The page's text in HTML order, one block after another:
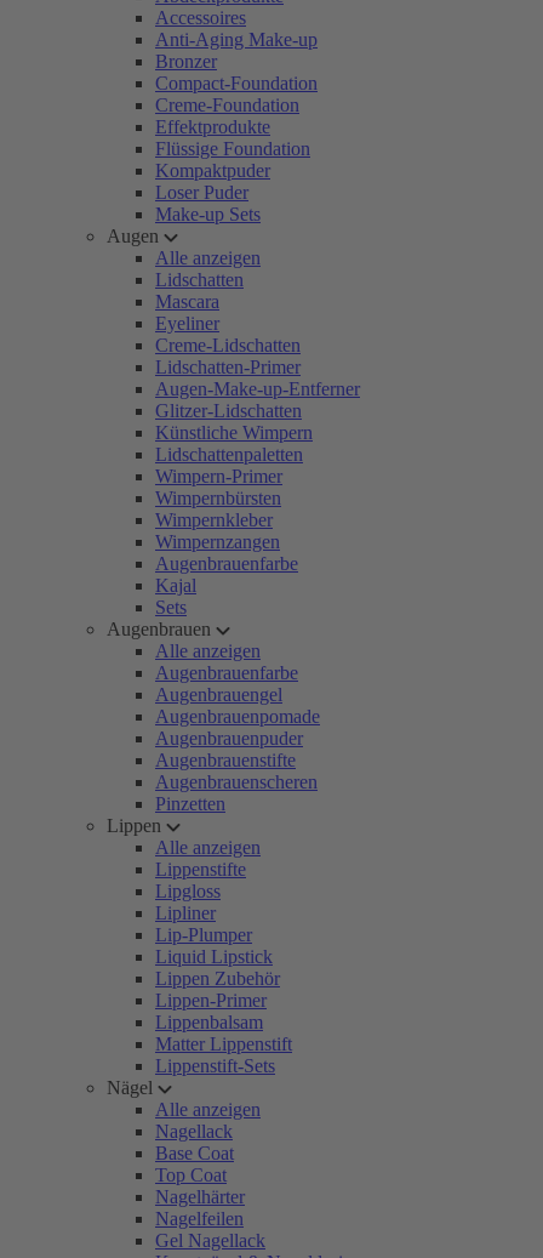
Accessoires
Anti-Aging Make-up
Bronzer
Compact-Foundation
Creme-Foundation
Effektprodukte
Flüssige Foundation
Kompaktpuder
Loser Puder
Make-up Sets
Augen
Alle anzeigen
Lidschatten
Mascara
Eyeliner
Creme-Lidschatten
Lidschatten-Primer
Augen-Make-up-Entferner
Glitzer-Lidschatten
Künstliche Wimpern
Lidschattenpaletten
Wimpern-Primer
Wimpernbürsten
Wimpernkleber
Wimpernzangen
Augenbrauenfarbe
Kajal
Sets
Augenbrauen
Alle anzeigen
Augenbrauenfarbe
Augenbrauengel
Augenbrauenpomade
Augenbrauenpuder
Augenbrauenstifte
Augenbrauenscheren
Pinzetten
Lippen
Alle anzeigen
Lippenstifte
Lipgloss
Lipliner
Lip-Plumper
Liquid Lipstick
Lippen Zubehör
Lippen-Primer
Lippenbalsam
Matter Lippenstift
Lippenstift-Sets
Nägel
Alle anzeigen
Nagellack
Base Coat
Top Coat
Nagelhärter
Nagelfeilen
Gel Nagellack